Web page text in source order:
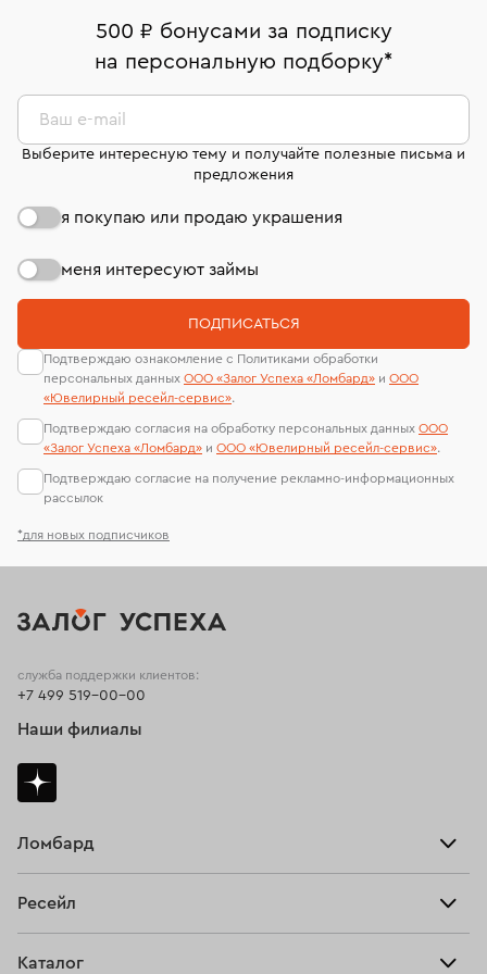
комиссионных украшений и часов смотрите на
странице«Возврат украшений»
Москва, ул. Грузинский Вал, д. 28/45
Срок бронирования украшения при самовывозе из
Оплата наличными или картой
Система быстрых платежей (по QR-коду)
В кредит от Т-Банка (до 50 000 руб., на 3–6 мес.)
номер (УИН)
На особо ценные изделия получены
сертификаты МГУ и других геммологических
лабораторий
500 ₽ бонусами за подписку
на персональную подборку*
*для новых подписчиков
Ваш e-mail
Выберите интересную тему и получайте полезные письма и
предложения
я покупаю или продаю украшения
меня интересуют займы
ПОДПИСАТЬСЯ
Подтверждаю ознакомление с Политиками обработки
персональных данных ООО «Залог Успеха «Ломбард» и ООО
«Ювелирный ресейл-сервиc».
Подтверждаю согласия на обработку персональных данных ООО
«Залог Успеха «Ломбард» и ООО «Ювелирный ресейл-сервиc».
Подтверждаю согласие на получение рекламно-информационных
рассылок
Ломбард
Тарифы
Ресейл
Каталог
служба поддержки клиентов:
+7 499 519-00-00
Наши филиалы